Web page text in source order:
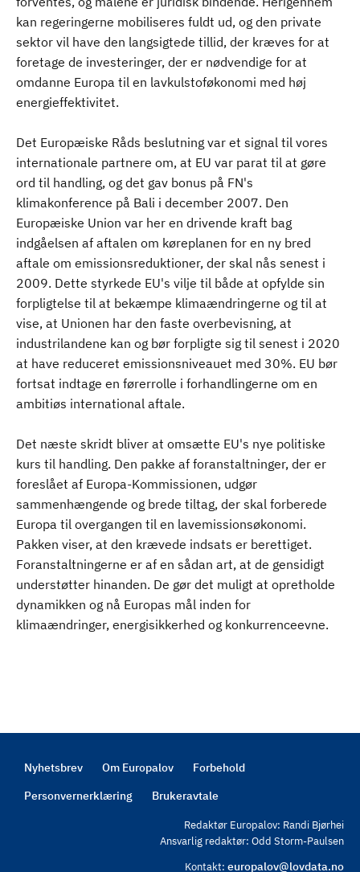
kan regeringerne mobiliseres fuldt ud, og den private
sektor vil have den langsigtede tillid, der kræves for at
foretage de investeringer, der er nødvendige for at
omdanne Europa til en lavkulstoføkonomi med høj
energieffektivitet.
Det Europæiske Råds beslutning var et signal til vores
internationale partnere om, at EU var parat til at gøre
ord til handling, og det gav bonus på FN's
klimakonference på Bali i december 2007. Den
Europæiske Union var her en drivende kraft bag
indgåelsen af aftalen om køreplanen for en ny bred
aftale om emissionsreduktioner, der skal nås senest i
2009. Dette styrkede EU's vilje til både at opfylde sin
forpligtelse til at bekæmpe klimaændringerne og til at
vise, at Unionen har den faste overbevisning, at
industrilandene kan og bør forpligte sig til senest i 2020
at have reduceret emissionsniveauet med 30%. EU bør
fortsat indtage en førerrolle i forhandlingerne om en
ambitiøs international aftale.
Det næste skridt bliver at omsætte EU's nye politiske
kurs til handling. Den pakke af foranstaltninger, der er
foreslået af Europa-Kommissionen, udgør
sammenhængende og brede tiltag, der skal forberede
Europa til overgangen til en lavemissionsøkonomi.
Pakken viser, at den krævede indsats er berettiget.
Foranstaltningerne er af en sådan art, at de gensidigt
understøtter hinanden. De gør det muligt at opretholde
dynamikken og nå Europas mål inden for
klimaændringer, energisikkerhed og konkurrenceevne.
Footer
Nyhetsbrev Om Europalov
Forbehold
Personvernerklæring
Brukeravtale
Redaktør Europalov: Randi Bjørhei
Ansvarlig redaktør: Odd Storm-Paulsen
Kontakt: europalov@lovdata.no